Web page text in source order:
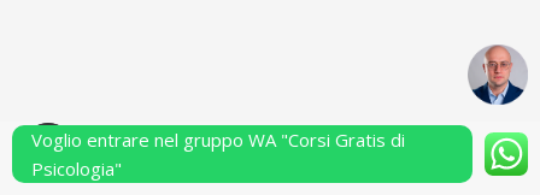
Powered by Performarsi S.a.s.
Voglio entrare nel gruppo WA "Corsi Gratis di
Psicologia"